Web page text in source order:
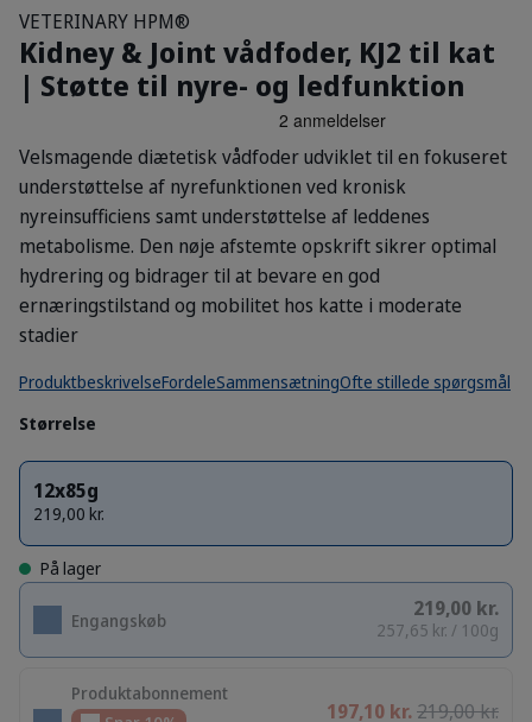
VETERINARY HPM®
Kidney & Joint vådfoder, KJ2 til kat
| Støtte til nyre- og ledfunktion
Velsmagende diætetisk vådfoder udviklet til en fokuseret
understøttelse af nyrefunktionen ved kronisk
nyreinsufficiens samt understøttelse af leddenes
metabolisme. Den nøje afstemte opskrift sikrer optimal
hydrering og bidrager til at bevare en god
ernæringstilstand og mobilitet hos katte i moderate
stadier
ProduktbeskrivelseFordeleSammensætningOfte stillede spørgsmål
Størrelse
12x85g
219,00 kr.
På lager
Engangskøb 219,00 kr.
257,65 kr. / 100g
Produktabonnement
197,10 kr.219,00 kr.